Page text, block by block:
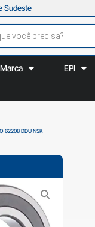
Sudeste
EPI
62208 DDU NSK